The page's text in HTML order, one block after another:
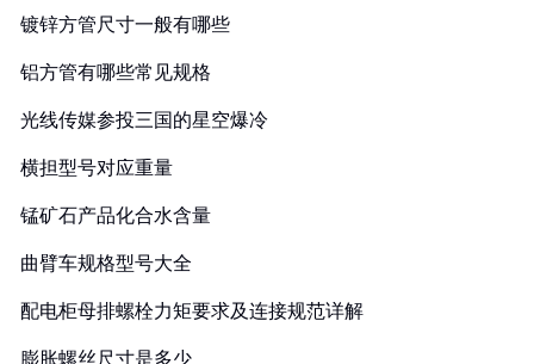
镀锌方管尺寸一般有哪些
铝方管有哪些常见规格
光线传媒参投三国的星空爆冷
横担型号对应重量
锰矿石产品化合水含量
曲臂车规格型号大全
配电柜母排螺栓力矩要求及连接规范详解
膨胀螺丝尺寸是多少